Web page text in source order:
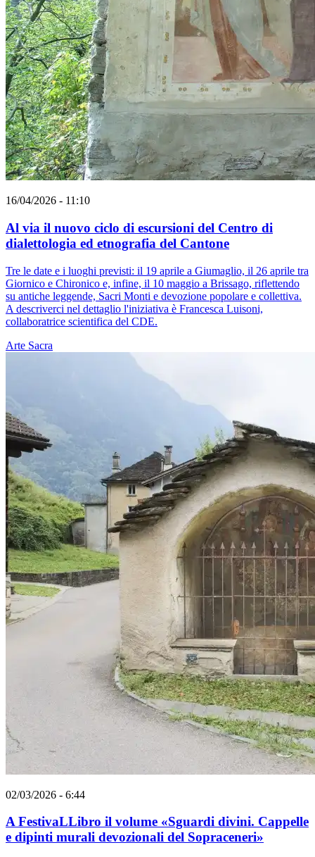
16/04/2026 - 11:10
Al via il nuovo ciclo di escursioni del Centro di
dialettologia ed etnografia del Cantone
Tre le date e i luoghi previsti: il 19 aprile a Giumaglio, il 26 aprile tra
Giornico e Chironico e, infine, il 10 maggio a Brissago, riflettendo
su antiche leggende, Sacri Monti e devozione popolare e collettiva.
A descriverci nel dettaglio l'iniziativa è Francesca Luisoni,
collaboratrice scientifica del CDE.
Arte Sacra
02/03/2026 - 6:44
A FestivaLLibro il volume «Sguardi divini. Cappelle
e dipinti murali devozionali del Sopraceneri»